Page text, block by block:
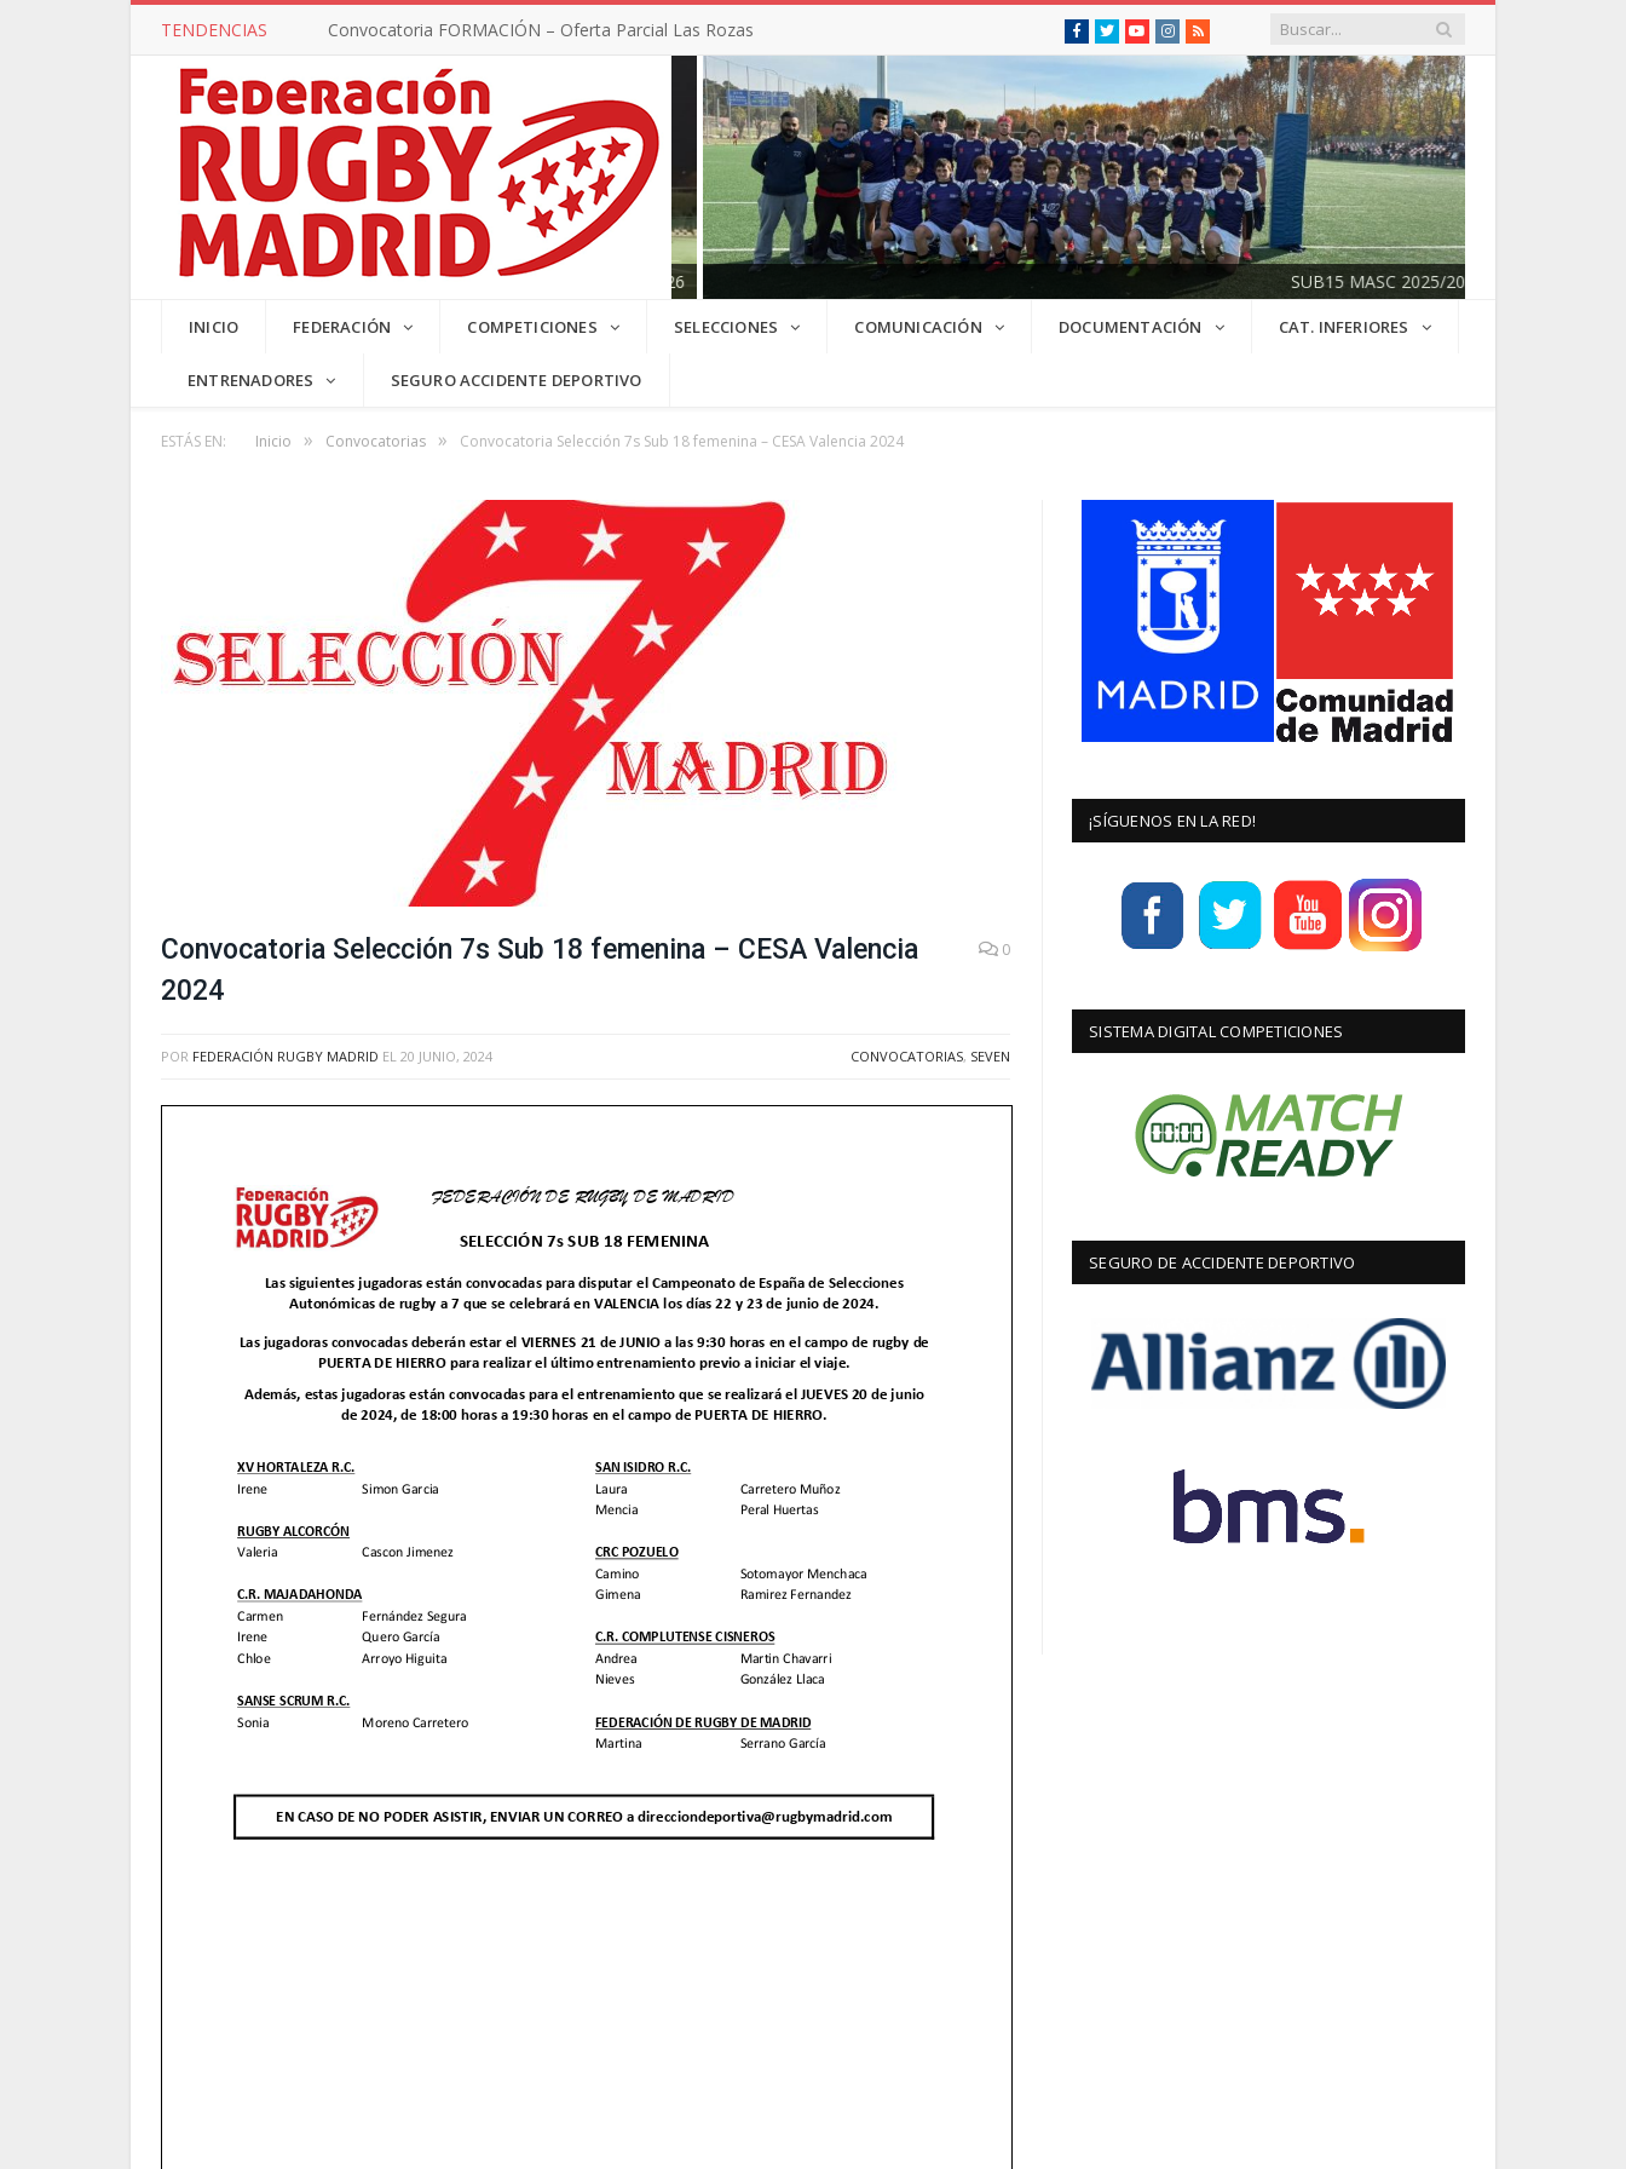
TENDENCIAS Convocatoria FORMACIÓN – Oferta Parcial Las Rozas Facebook
Twitter YoutubeInstagram
RSS
SUB17 MASC 2025/2026 SUB15 MASC 2025/2026
INICIO FEDERACIÓN COMPETICIONES SELECCIONES COMUNICACIÓN DOCUMENTACIÓN CAT. INFERIORES
ENTRENADORES SEGURO ACCIDENTE DEPORTIVO
ESTÁS EN: Inicio » Convocatorias » Convocatoria Selección 7s Sub 18 femenina – CESA Valencia 2024
Convocatoria Selección 7s Sub 18 femenina – CESA Valencia
2024
0
POR FEDERACIÓN RUGBY MADRID EL 20 JUNIO, 2024 CONVOCATORIAS, SEVEN
¡SÍGUENOS EN LA RED!
SISTEMA DIGITAL COMPETICIONES
SEGURO DE ACCIDENTE DEPORTIVO